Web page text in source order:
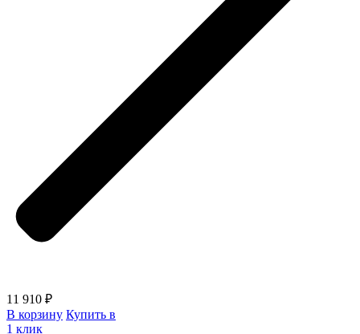
11 910 ₽
В корзину Купить в
1 клик